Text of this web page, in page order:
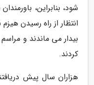
شود، بنابراین،
انتظار از راه رسیدن
بیدار می ماندند و
کردند.
هزاران سال پیش